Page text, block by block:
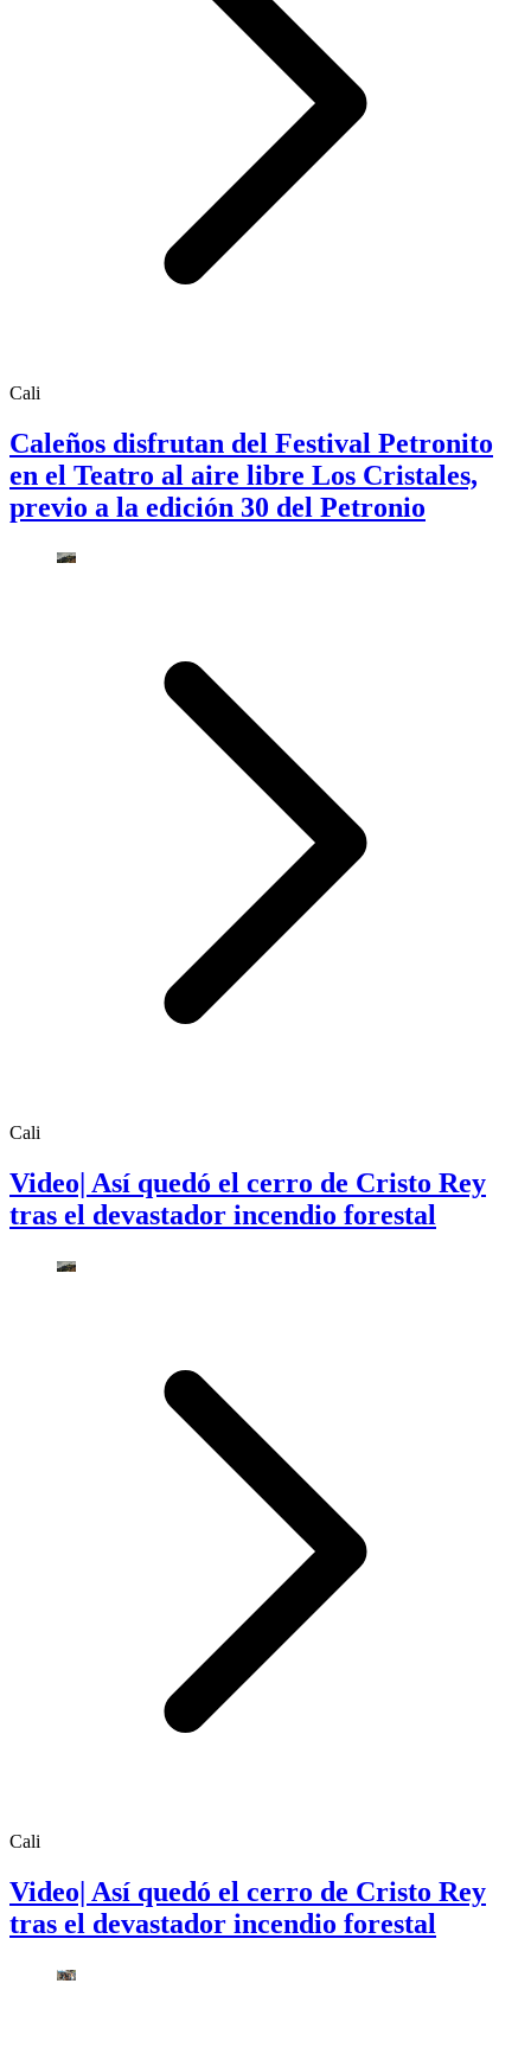
Cali
Caleños disfrutan del Festival Petronito
en el Teatro al aire libre Los Cristales,
previo a la edición 30 del Petronio
Cali
Video| Así quedó el cerro de Cristo Rey
tras el devastador incendio forestal
Cali
Video| Así quedó el cerro de Cristo Rey
tras el devastador incendio forestal